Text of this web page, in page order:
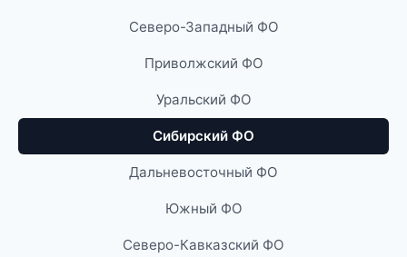
Северо-Западный ФО
Приволжский ФО
Уральский ФО
Сибирский ФО
Дальневосточный ФО
Южный ФО
Северо-Кавказский ФО